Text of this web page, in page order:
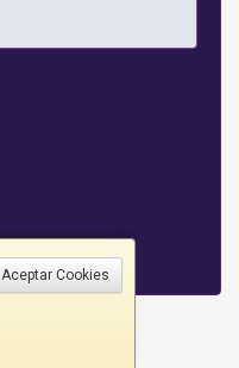
Aceptar Cookies